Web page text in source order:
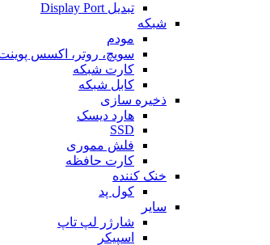
تبدیل Display Port
شبکه
مودم
سویچ، روتر، اکسس
کارت شبکه
کابل شبکه
ذخیره سازی
هارد دیسک
SSD
فلش مموری
کارت حافظه
خنک کننده
کول پد
سایر
شارژر لپ تاپ
اسپیکر